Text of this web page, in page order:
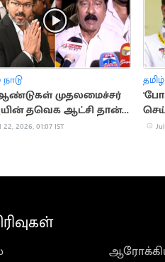
முதலமைச்சர்
தவெக ஆட்சி தான்"..
ஆர்.வி. உதயகுமார்
22, 2026, 01:07 IST